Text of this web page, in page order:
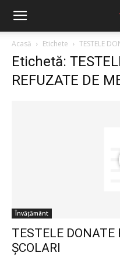
Acasă Etichete TESTELE
Etichetă:
REFUZATE DE
Învățământ
TESTELE DONATE
ȘCOLARI